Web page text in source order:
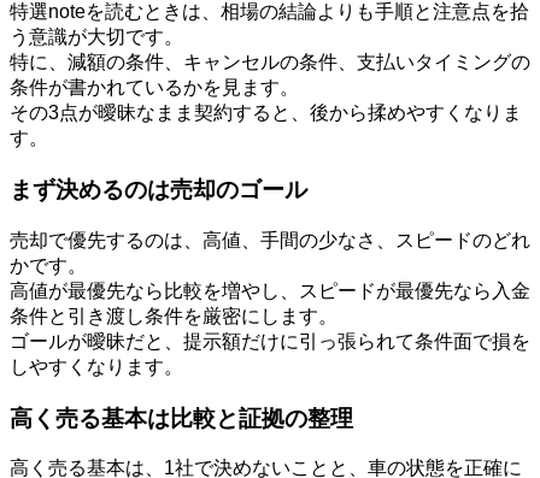
特選noteを読むときは、相場の結論よりも手順と注意点を拾
う意識が大切です。
特に、減額の条件、キャンセルの条件、支払いタイミングの
条件が書かれているかを見ます。
その3点が曖昧なまま契約すると、後から揉めやすくなりま
す。
まず決めるのは売却のゴール
売却で優先するのは、高値、手間の少なさ、スピードのどれ
かです。
高値が最優先なら比較を増やし、スピードが最優先なら入金
条件と引き渡し条件を厳密にします。
ゴールが曖昧だと、提示額だけに引っ張られて条件面で損を
しやすくなります。
高く売る基本は比較と証拠の整理
高く売る基本は、1社で決めないことと、車の状態を正確に